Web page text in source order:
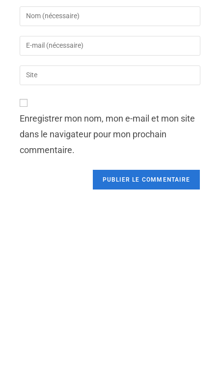
Enregistrer mon nom, mon e-mail et mon site
dans le navigateur pour mon prochain
commentaire.